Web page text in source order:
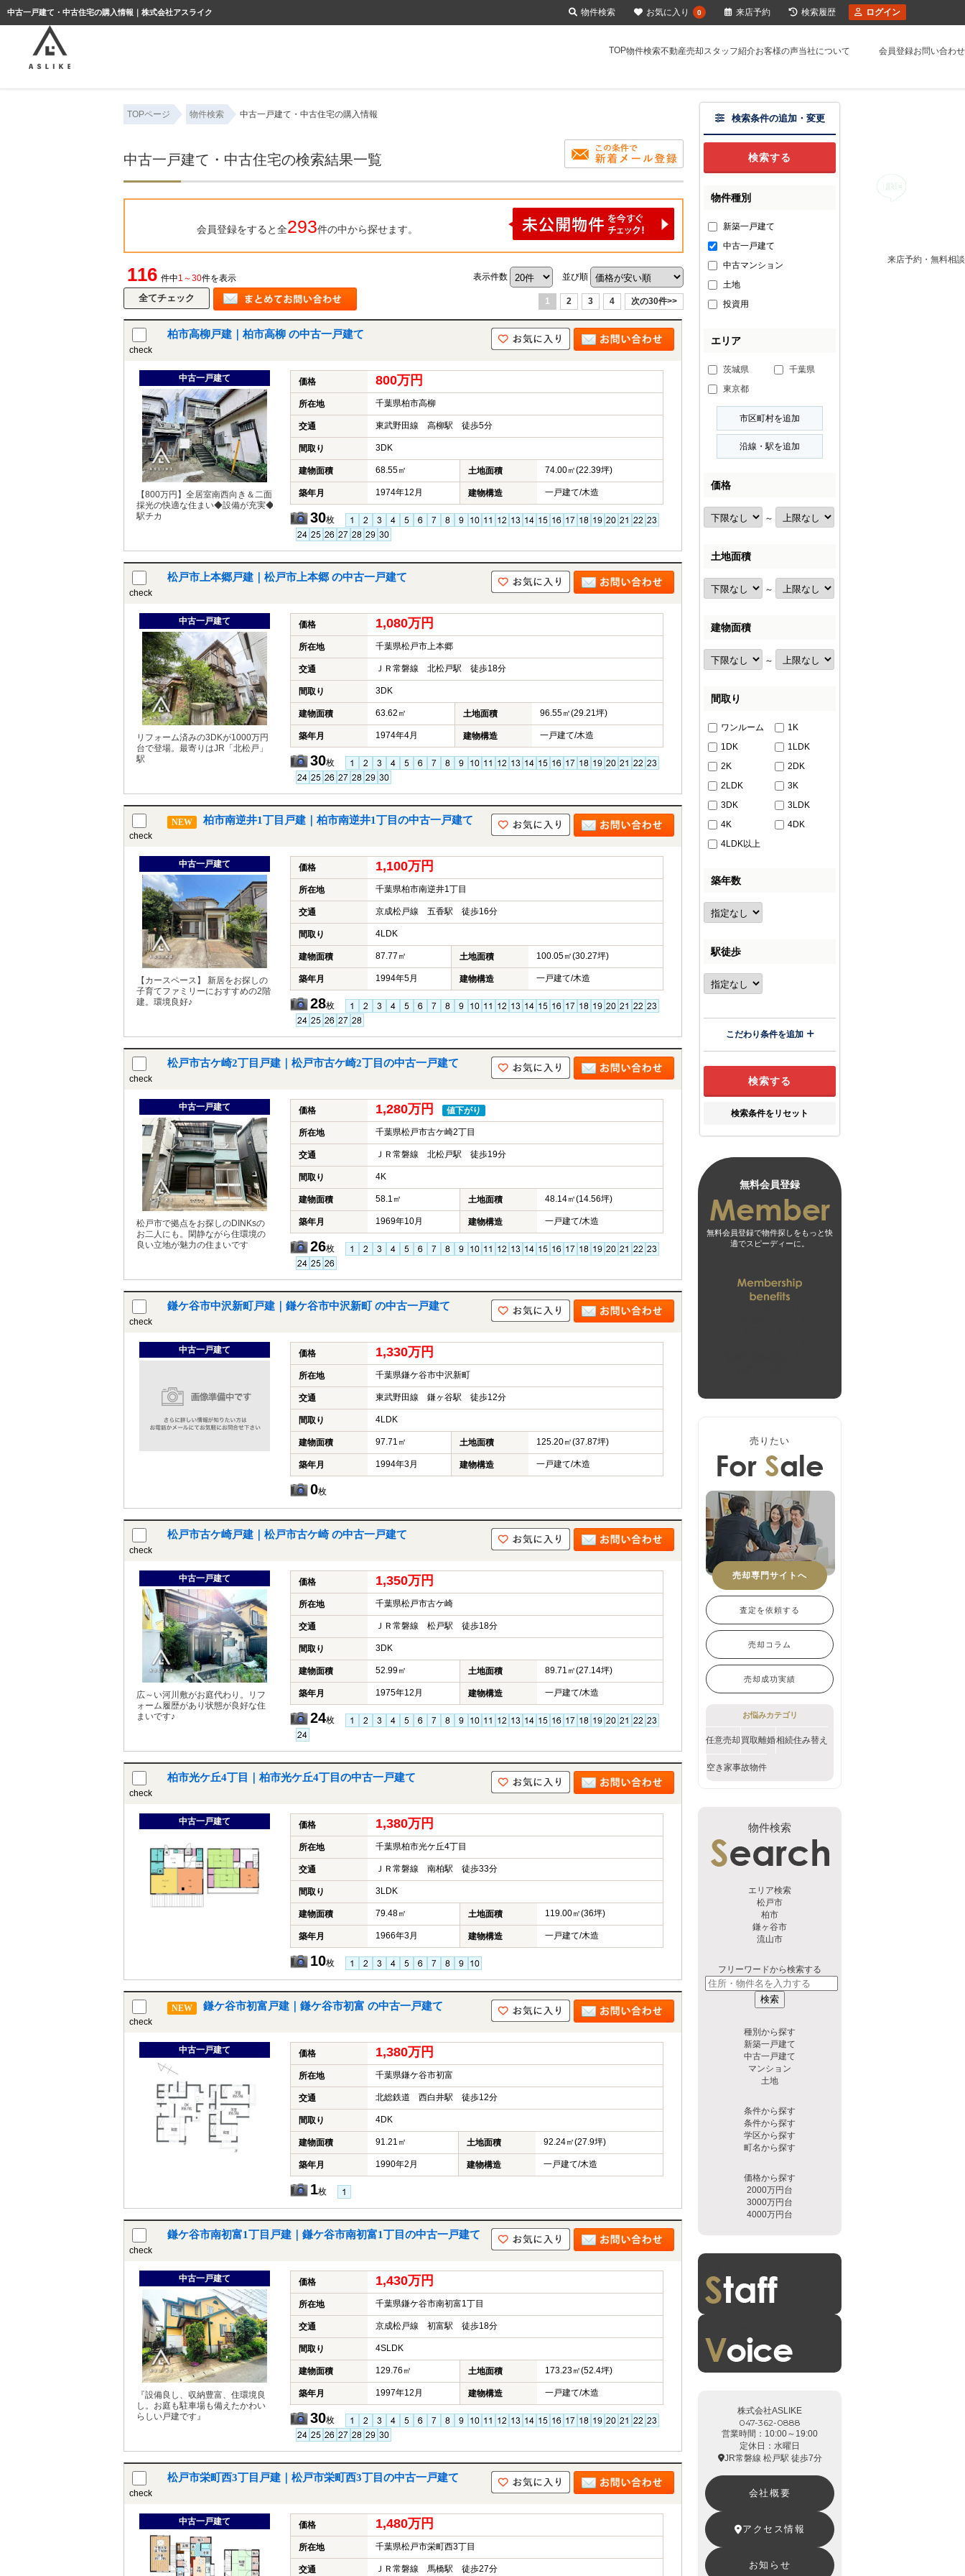
中古一戸建て・中古住宅の購入情報｜株式会社アスライク
TOP物件検索不動産売却スタッフ紹介お客様の声当社について 会員登録お問い合わせ
来店予約・無料相談
TOPページ 物件検索 中古一戸建て・中古住宅の購入情報
中古一戸建て・中古住宅の検索結果一覧
会員登録をすると全293件の中から探せます。
116 件中1～30件を表示 表示件数 並び順
1 2 3 4 次の30件>>
check
柏市高柳戸建｜柏市高柳 の中古一戸建て
中古一戸建て
【800万円】全居室南西向き＆二面
採光の快適な住まい◆設備が充実◆
駅チカ
価格 800万円
所在地 千葉県柏市高柳
交通 東武野田線 高柳駅 徒歩5分
間取り 3DK
建物面積 68.55㎡ 土地面積 74.00㎡(22.39坪)
築年月 1974年12月 建物構造 一戸建て/木造
30枚
check
松戸市上本郷戸建｜松戸市上本郷 の中古一戸建て
中古一戸建て
リフォーム済みの3DKが1000万円
台で登場。最寄りはJR「北松戸」
駅
価格 1,080万円
所在地 千葉県松戸市上本郷
交通 ＪＲ常磐線 北松戸駅 徒歩18分
間取り 3DK
建物面積 63.62㎡ 土地面積 96.55㎡(29.21坪)
築年月 1974年4月 建物構造 一戸建て/木造
30枚
check
NEW 柏市南逆井1丁目戸建｜柏市南逆井1丁目の中古一戸建て
中古一戸建て
【カースペース】 新居をお探しの
子育てファミリーにおすすめの2階
建。環境良好♪
価格 1,100万円
所在地 千葉県柏市南逆井1丁目
交通 京成松戸線 五香駅 徒歩16分
間取り 4LDK
建物面積 87.77㎡ 土地面積 100.05㎡(30.27坪)
築年月 1994年5月 建物構造 一戸建て/木造
28枚
check
松戸市古ケ崎2丁目戸建｜松戸市古ケ崎2丁目の中古一戸建て
中古一戸建て
松戸市で拠点をお探しのDINKsの
お二人にも。閑静ながら住環境の
良い立地が魅力の住まいです
価格 1,280万円 値下がり
所在地 千葉県松戸市古ケ崎2丁目
交通 ＪＲ常磐線 北松戸駅 徒歩19分
間取り 4K
建物面積 58.1㎡ 土地面積 48.14㎡(14.56坪)
築年月 1969年10月 建物構造 一戸建て/木造
26枚
check
鎌ケ谷市中沢新町戸建｜鎌ケ谷市中沢新町 の中古一戸建て
中古一戸建て 価格 1,330万円
所在地 千葉県鎌ケ谷市中沢新町
交通 東武野田線 鎌ヶ谷駅 徒歩12分
間取り 4LDK
建物面積 97.71㎡ 土地面積 125.20㎡(37.87坪)
築年月 1994年3月 建物構造 一戸建て/木造
0枚
check
松戸市古ケ崎戸建｜松戸市古ケ崎 の中古一戸建て
中古一戸建て
広～い河川敷がお庭代わり。リフ
ォーム履歴があり状態が良好な住
まいです♪
価格 1,350万円
所在地 千葉県松戸市古ケ崎
交通 ＪＲ常磐線 松戸駅 徒歩18分
間取り 3DK
建物面積 52.99㎡ 土地面積 89.71㎡(27.14坪)
築年月 1975年12月 建物構造 一戸建て/木造
24枚
check
柏市光ケ丘4丁目｜柏市光ケ丘4丁目の中古一戸建て
中古一戸建て 価格 1,380万円
所在地 千葉県柏市光ケ丘4丁目
交通 ＪＲ常磐線 南柏駅 徒歩33分
間取り 3LDK
建物面積 79.48㎡ 土地面積 119.00㎡(36坪)
築年月 1966年3月 建物構造 一戸建て/木造
10枚
check
NEW 鎌ケ谷市初富戸建｜鎌ケ谷市初富 の中古一戸建て
中古一戸建て 価格 1,380万円
所在地 千葉県鎌ケ谷市初富
交通 北総鉄道 西白井駅 徒歩12分
間取り 4DK
建物面積 91.21㎡ 土地面積 92.24㎡(27.9坪)
築年月 1990年2月 建物構造 一戸建て/木造
1枚
check
鎌ケ谷市南初富1丁目戸建｜鎌ケ谷市南初富1丁目の中古一戸建て
中古一戸建て
『設備良し、収納豊富、住環境良
し。お庭も駐車場も備えたかわい
らしい戸建です』
価格 1,430万円
所在地 千葉県鎌ケ谷市南初富1丁目
交通 京成松戸線 初富駅 徒歩18分
間取り 4SLDK
建物面積 129.76㎡ 土地面積 173.23㎡(52.4坪)
築年月 1997年12月 建物構造 一戸建て/木造
30枚
check
松戸市栄町西3丁目戸建｜松戸市栄町西3丁目の中古一戸建て
中古一戸建て 価格 1,480万円
所在地 千葉県松戸市栄町西3丁目
交通 ＪＲ常磐線 馬橋駅 徒歩27分
検索条件の追加・変更
物件種別
新築一戸建て
中古一戸建て
中古マンション
土地
投資用
エリア
茨城県
千葉県
東京都
価格
～
土地面積
～
建物面積
～
間取り
ワンルーム
1K
1DK
1LDK
2K
2DK
2LDK
3K
3DK
3LDK
4K
4DK
4LDK以上
築年数
駅徒歩
こだわり条件を追加
検索条件をリセット
無料会員登録
無料会員登録で物件探しをもっと快
適でスピーディーに。
売りたい
売却専門サイトへ
査定を依頼する
売却コラム
売却成功実績
お悩みカテゴリ
任意売却 買取離婚相続住み替え
空き家事故物件
物件検索
エリア検索
松戸市
柏市
鎌ヶ谷市
流山市
フリーワードから検索する
検索
種別から探す
新築一戸建て
中古一戸建て
マンション
土地
条件から探す
条件から探す
学区から探す
町名から探す
価格から探す
2000万円台
3000万円台
4000万円台
株式会社ASLIKE
047-362-0888
営業時間：10:00～19:00
定休日：水曜日
JR常磐線 松戸駅 徒歩7分
会社概要
アクセス情報
お知らせ
物件検索 お気に入り 0 来店予約 検索履歴 ログイン
ようこそゲスト様